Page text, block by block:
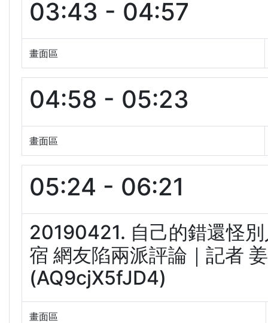
03:43 - 04:57
畫面區
04:58 - 05:23
畫面區
05:24 - 06:21
20190421. 自己的錯還怪
宿 網友陷兩派評論｜記者
(AQ9cjX5fJD4)
畫面區